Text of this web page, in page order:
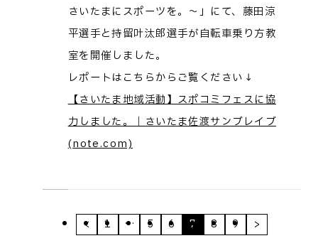
さいたまにスポーツを。～」にて、藤田涼
平選手と持留叶汰郎選手が自転車乗り方教
室を開催しました。
レポートはこちらからご覧ください↓
【さいたま地域活動】スポコミフェスに協
力しました。｜さいたま佐渡サンブレイブ
(note.com)
< 1 … 5 6 7 8 9 >